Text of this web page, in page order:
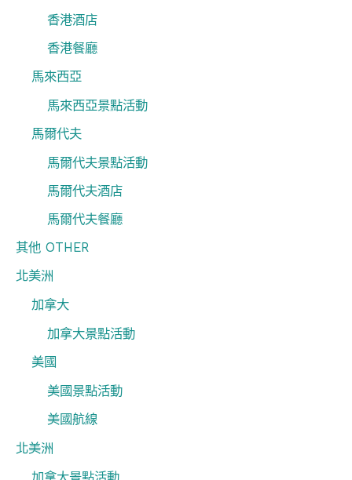
香港酒店
香港餐廳
馬來西亞
馬來西亞景點活動
馬爾代夫
馬爾代夫景點活動
馬爾代夫酒店
馬爾代夫餐廳
其他 OTHER
北美洲
加拿大
加拿大景點活動
美國
美國景點活動
美國航線
北美洲
加拿大景點活動